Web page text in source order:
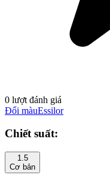
0 lượt đánh giá
Đổi màuEssilor
Chiết suất:
1.5
Cơ bản